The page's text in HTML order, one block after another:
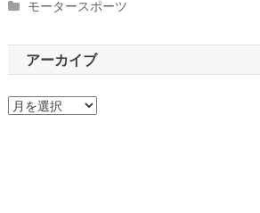
モータースポーツ
アーカイブ
ア